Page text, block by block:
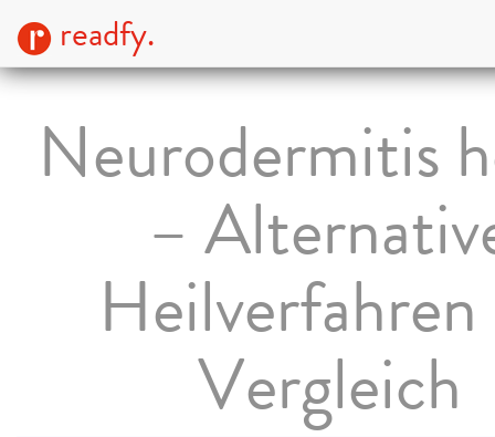
readfy.
Neurodermitis
–
Vergleich